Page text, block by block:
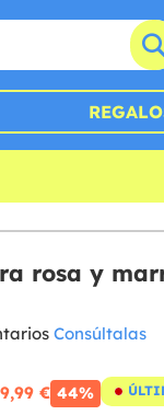
rosa y
Consúltalas
€ 44%